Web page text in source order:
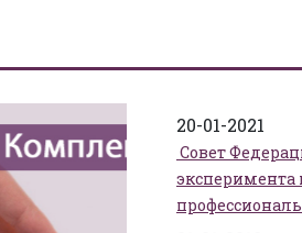
20-01-2021
Совет
эксперимента